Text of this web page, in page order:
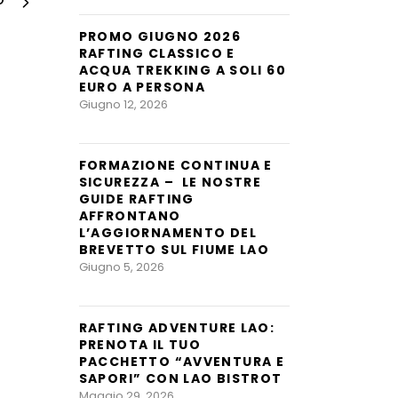
PROMO GIUGNO 2026
RAFTING CLASSICO E
ACQUA TREKKING A SOLI 60
EURO A PERSONA
Giugno 12, 2026
FORMAZIONE CONTINUA E
SICUREZZA – LE NOSTRE
GUIDE RAFTING
AFFRONTANO
L’AGGIORNAMENTO DEL
BREVETTO SUL FIUME LAO
Giugno 5, 2026
RAFTING ADVENTURE LAO:
PRENOTA IL TUO
PACCHETTO “AVVENTURA E
SAPORI” CON LAO BISTROT